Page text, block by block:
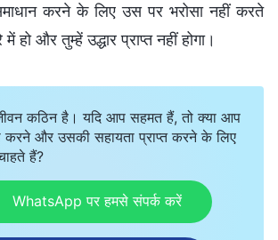
करने के लिए उस पर भरोसा नहीं करते
हो और तुम्हें उद्धार प्राप्त नहीं होगा।
कठिन है। यदि आप सहमत हैं, तो क्या आप
करने और उसकी सहायता प्राप्त करने के लिए
हैं?
WhatsApp पर हमसे संपर्क करें